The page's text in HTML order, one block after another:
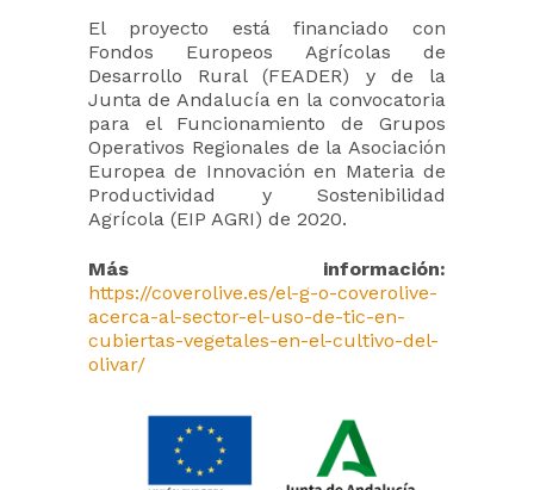
El proyecto está financiado con
Fondos Europeos Agrícolas de
Desarrollo Rural (FEADER) y de la
Junta de Andalucía en la convocatoria
para el Funcionamiento de Grupos
Operativos Regionales de la Asociación
Europea de Innovación en Materia de
Productividad y Sostenibilidad
Agrícola (EIP AGRI) de 2020.
Más información:
https://coverolive.es/el-g-o-coverolive-
acerca-al-sector-el-uso-de-tic-en-
cubiertas-vegetales-en-el-cultivo-del-
olivar/